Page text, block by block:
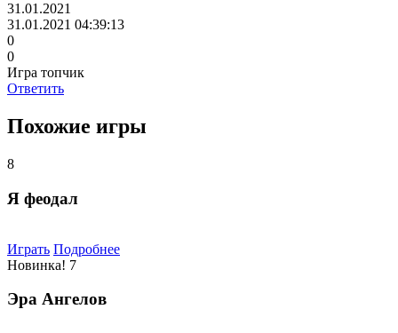
31.01.2021
31.01.2021 04:39:13
0
0
Игра топчик
Ответить
Похожие игры
8
Я феодал
Играть Подробнее
Новинка! 7
Эра Ангелов